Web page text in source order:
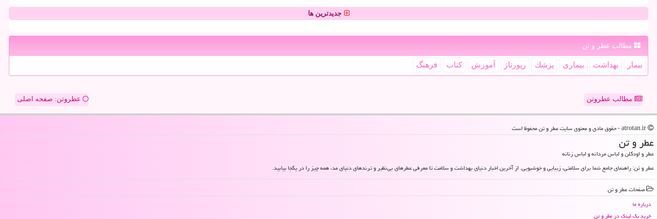
جدیدترین ها
مطالب عطر و تن
بیمار بهداشت بیماری پزشك رپورتاژ آموزش كتاب فرهنگ
مطالب عطروتن عطروتن: صفحه اصلی
عطر و تن
عطر و اودکلن و لباس مردانه و لباس زنانه
عطر و تن: راهنمای جامع شما برای سلامتی، زیبایی و خوشبویی. از آخرین اخبار دنیای بهداشت و سلامت تا معرفی عطرهای بی‌نظیر و ترندهای دنیای مد، همه چیز را در یکجا بیابید.
صفحات عطر و تن
درباره ما
خرید بک لینک در عطر و تن